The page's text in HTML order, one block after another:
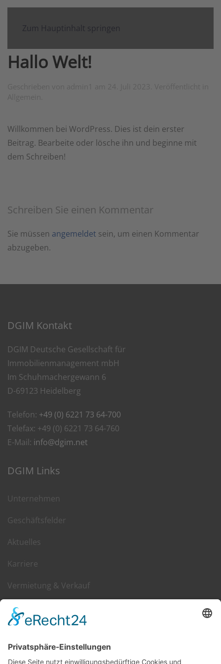
Zum Hauptinhalt springen
Hallo Welt!
Willkommen bei WordPress. Dies ist dein erster
Beitrag. Bearbeite oder lösche ihn und beginne mit
dem Schreiben!
Schreiben Sie einen Kommentar
Sie müssen angemeldet sein, um einen Kommentar
abzugeben.
DGIM Kontakt
DGIM Deutsche Gesellschaft für
Immobilienmanagement mbH
Im Schuhmachergewann 6
D-69123 Heidelberg
Telefon: +49 (0) 6221 73 64-700
Telefax: +49 (0) 6221 73 64-760
E-Mail: info@dgim.net
DGIM Links
Unternehmen
Geschäftsfelder
Aktuelles
Karriere
Vermietung & Verkauf
Kontakt